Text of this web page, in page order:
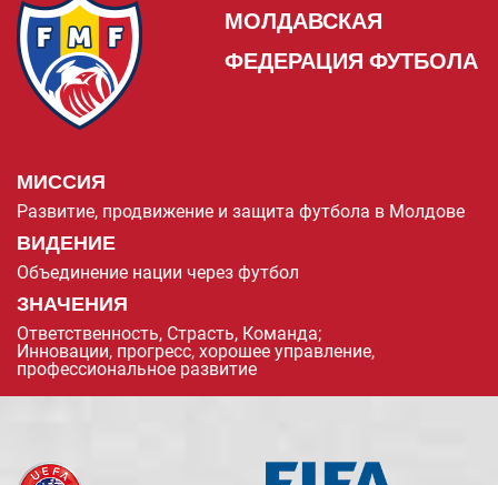
МОЛДАВСКАЯ
ФЕДЕРАЦИЯ ФУТБОЛА
МИССИЯ
Развитие, продвижение и защита футбола в Молдове
ВИДЕНИЕ
Объединение нации через футбол
ЗНАЧЕНИЯ
Ответственность, Страсть, Команда;
Инновации, прогресс, хорошее управление,
профессиональное развитие